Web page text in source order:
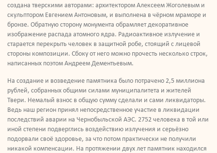
создана тверскими авторами: архитектором Алексеем Жоголевым и
скульптором Евгением Антоновым, и выполнена в чёрном мраморе и
бронзе. Обратную сторону монумента обрамляет декоративное
изображение распада атомного ядра. Радиоактивное излучение и
старается перекрыть человек в защитной робе, стоящий с лицевой
стороны композиции. Сбоку от него можно прочесть несколько строк,
написанных поэтом Андреем Дементьевым.
На создание и возведение памятника было потрачено 2,5 миллиона
рублей, собранных общими силами муниципалитета и жителей
Твери. Немалый взнос в общую сумму сделали и сами ликвидаторы.
Ведь наш регион принял непосредственное участие в ликвидации
последствий аварии на Чернобыльской АЭС. 2752 человека в той или
иной степени подверглись воздействию излучения и серьёзно
подорвали своё здоровье, за что потом практически не получили
никакой компенсации. На протяжении двух лет памятник находился